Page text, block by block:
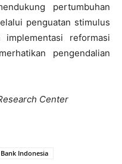
pertumbuhan
penguatan stimulus
reformasi
pengendalian
Center
Indonesia